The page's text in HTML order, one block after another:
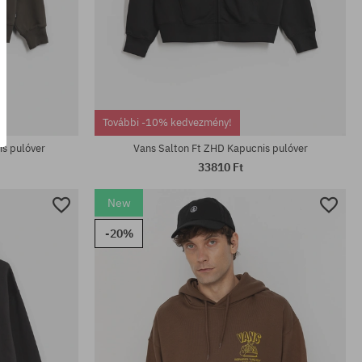
Elérhető méretek:
M; L; XL
pulóver
További -10% kedvezmény!
Vans Salton Ft ZHD Kapucnis pulóver
33810 Ft
New
-20%